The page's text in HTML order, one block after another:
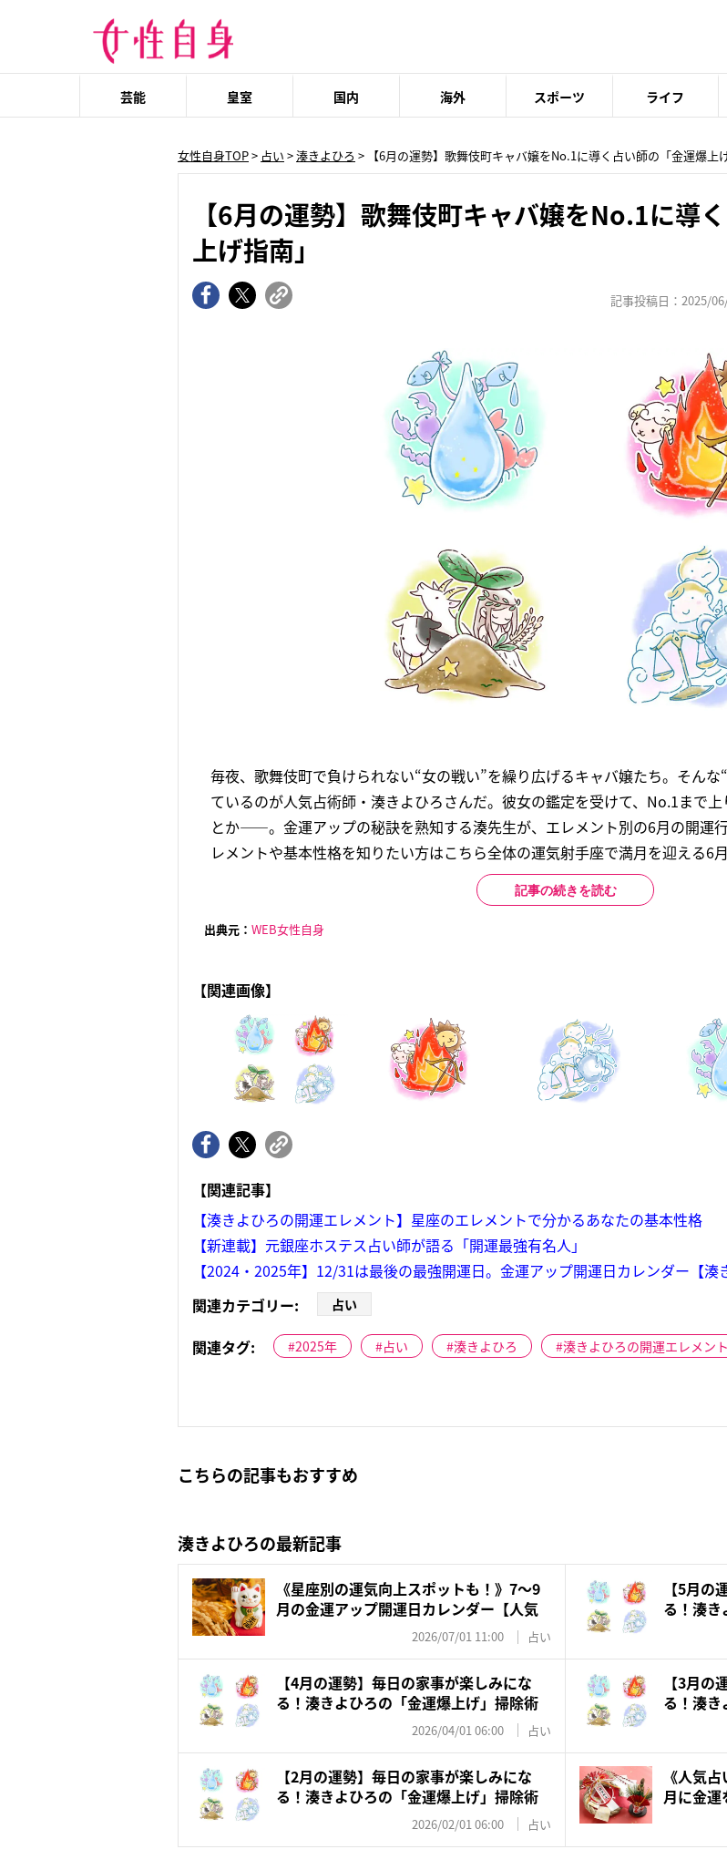
芸能 皇室 国内 海外 スポーツ ライフ
女性自身TOP> 占い >湊きよひろ > 【6月の運勢】歌舞伎町キャバ嬢をNo.1に導く占い師の「金運爆上
【6月の運勢】歌舞伎町キャバ嬢をNo.1に導
上げ指南」
記事投稿日：2025/
毎夜、歌舞伎町で負けられない“女の戦い”を繰り広げるキャバ嬢たち。そん
ているのが人気占術師・湊きよひろさんだ。彼女の鑑定を受けて、No.1まで
とか――。金運アップの秘訣を熟知する湊先生が、エレメント別の6月の開運
レメントや基本性格を知りたい方はこちら全体の運気射手座で満月を迎える6
記事の続きを読む
出典元： WEB女性自身
【関連画像】
【関連記事】
【湊きよひろの開運エレメント】星座のエレメントで分かるあなたの基本性格
【新連載】元銀座ホステス占い師が語る「開運最強有名人」
【2024・2025年】12/31は最後の最強開運日。金運アップ開運日カレンダー【湊
関連カテゴリー:
占い
関連タグ: 2025年 占い 湊きよひろ 湊きよひろの開運エレメント
こちらの記事もおすすめ
湊きよひろの最新記事
《星座別の運気向上スポットも！》7～9
月の金運アップ開運日カレンダー【人気
2026/07/01 11:00 占い
【5月の
る！湊
【4月の運勢】毎日の家事が楽しみにな
る！湊きよひろの「金運爆上げ」掃除術
2026/04/01 06:00 占い
【3月の
る！湊
【2月の運勢】毎日の家事が楽しみにな
る！湊きよひろの「金運爆上げ」掃除術
2026/02/01 06:00 占い
《人気
月に金